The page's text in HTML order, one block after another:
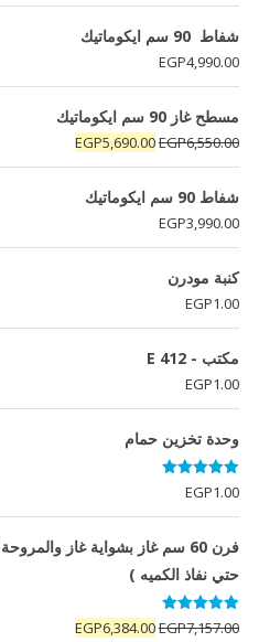
شفاط 90 سم ايكوماتيك
EGP4,990.00
مسطح غاز 90 سم ايكوماتيك
EGP6,550.00
السعر
الأصلي
هو:
EGP5,690.00
السعر
الحالي
شفاط 90 سم ايكوماتيك
EGP3,990.00
كنبة مودرن
EGP1.00
مكتب - E 412
EGP1.00
وحدة تخزين حمام
تم التقييم
5.00
من 5
EGP1.00
فرن 60 سم غاز بشواية غاز
حتي نفاذ الكميه )
تم التقييم
5.00 من 5EGP7,157.00
السعر
EGP6,384.00
السعر